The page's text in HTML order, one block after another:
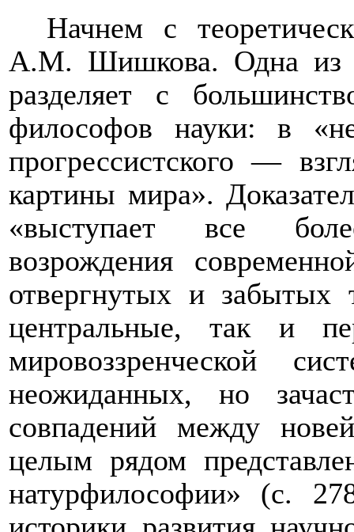
Начнем с
А.М. Шишкова. Одна из
разделяет с
философов науки: в
прогрессистского —
картины мира».
«выступает все
возрождения
отвергнутых и забытых
центральные, так и
мировоззренческой
неожиданных, но
совпадений между
целым рядом
натурфилософии» (с.